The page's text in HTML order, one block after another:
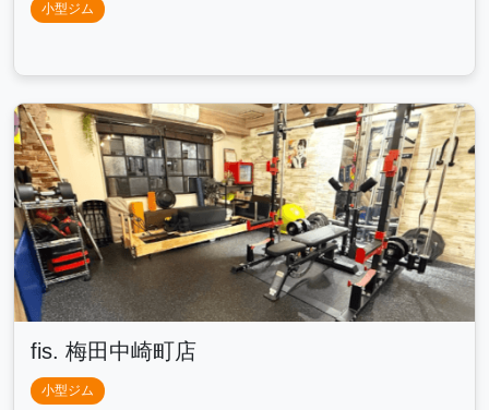
小型ジム
fis. 梅田中崎町店
小型ジム